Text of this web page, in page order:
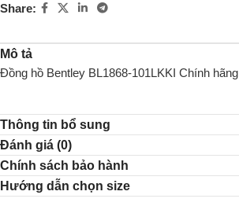
Share:
Mô tả
Đồng hồ Bentley BL1868-101LKKI Chính hãng
Thông tin bổ sung
Đánh giá (0)
Chính sách bảo hành
Hướng dẫn chọn size